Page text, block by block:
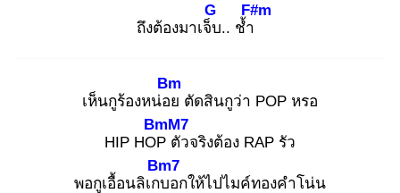
ถึงต้องมาเจ็บ
G
.. ช้ำ
F#m
เห็นกูร้องหน่อย
Bm
ตัดสินกูว่า POP หรอ
HIP HOP
BmM7
ตัวจริงต้อง RAP รัว
พอกูเอื้อนลิเกบ
Bm7
อกให้ไปไมค์ทองคำโน่น